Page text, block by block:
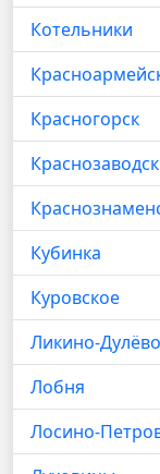
Котельники
Красногорск
Краснозаводск
Кубинка
Куровское
Ликино-Дулёво
Лобня
Лосино-